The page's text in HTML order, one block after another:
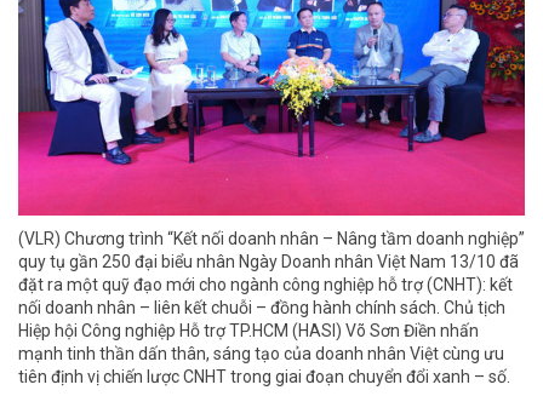
(VLR) Chương trình “Kết nối doanh nhân – Nâng tầm doanh nghiệp”
quy tụ gần 250 đại biểu nhân Ngày Doanh nhân Việt Nam 13/10 đã
đặt ra một quỹ đạo mới cho ngành công nghiệp hỗ trợ (CNHT): kết
nối doanh nhân – liên kết chuỗi – đồng hành chính sách. Chủ tịch
Hiệp hội Công nghiệp Hỗ trợ TP.HCM (HASI) Võ Sơn Điền nhấn
mạnh tinh thần dấn thân, sáng tạo của doanh nhân Việt cùng ưu
tiên định vị chiến lược CNHT trong giai đoạn chuyển đổi xanh – số.